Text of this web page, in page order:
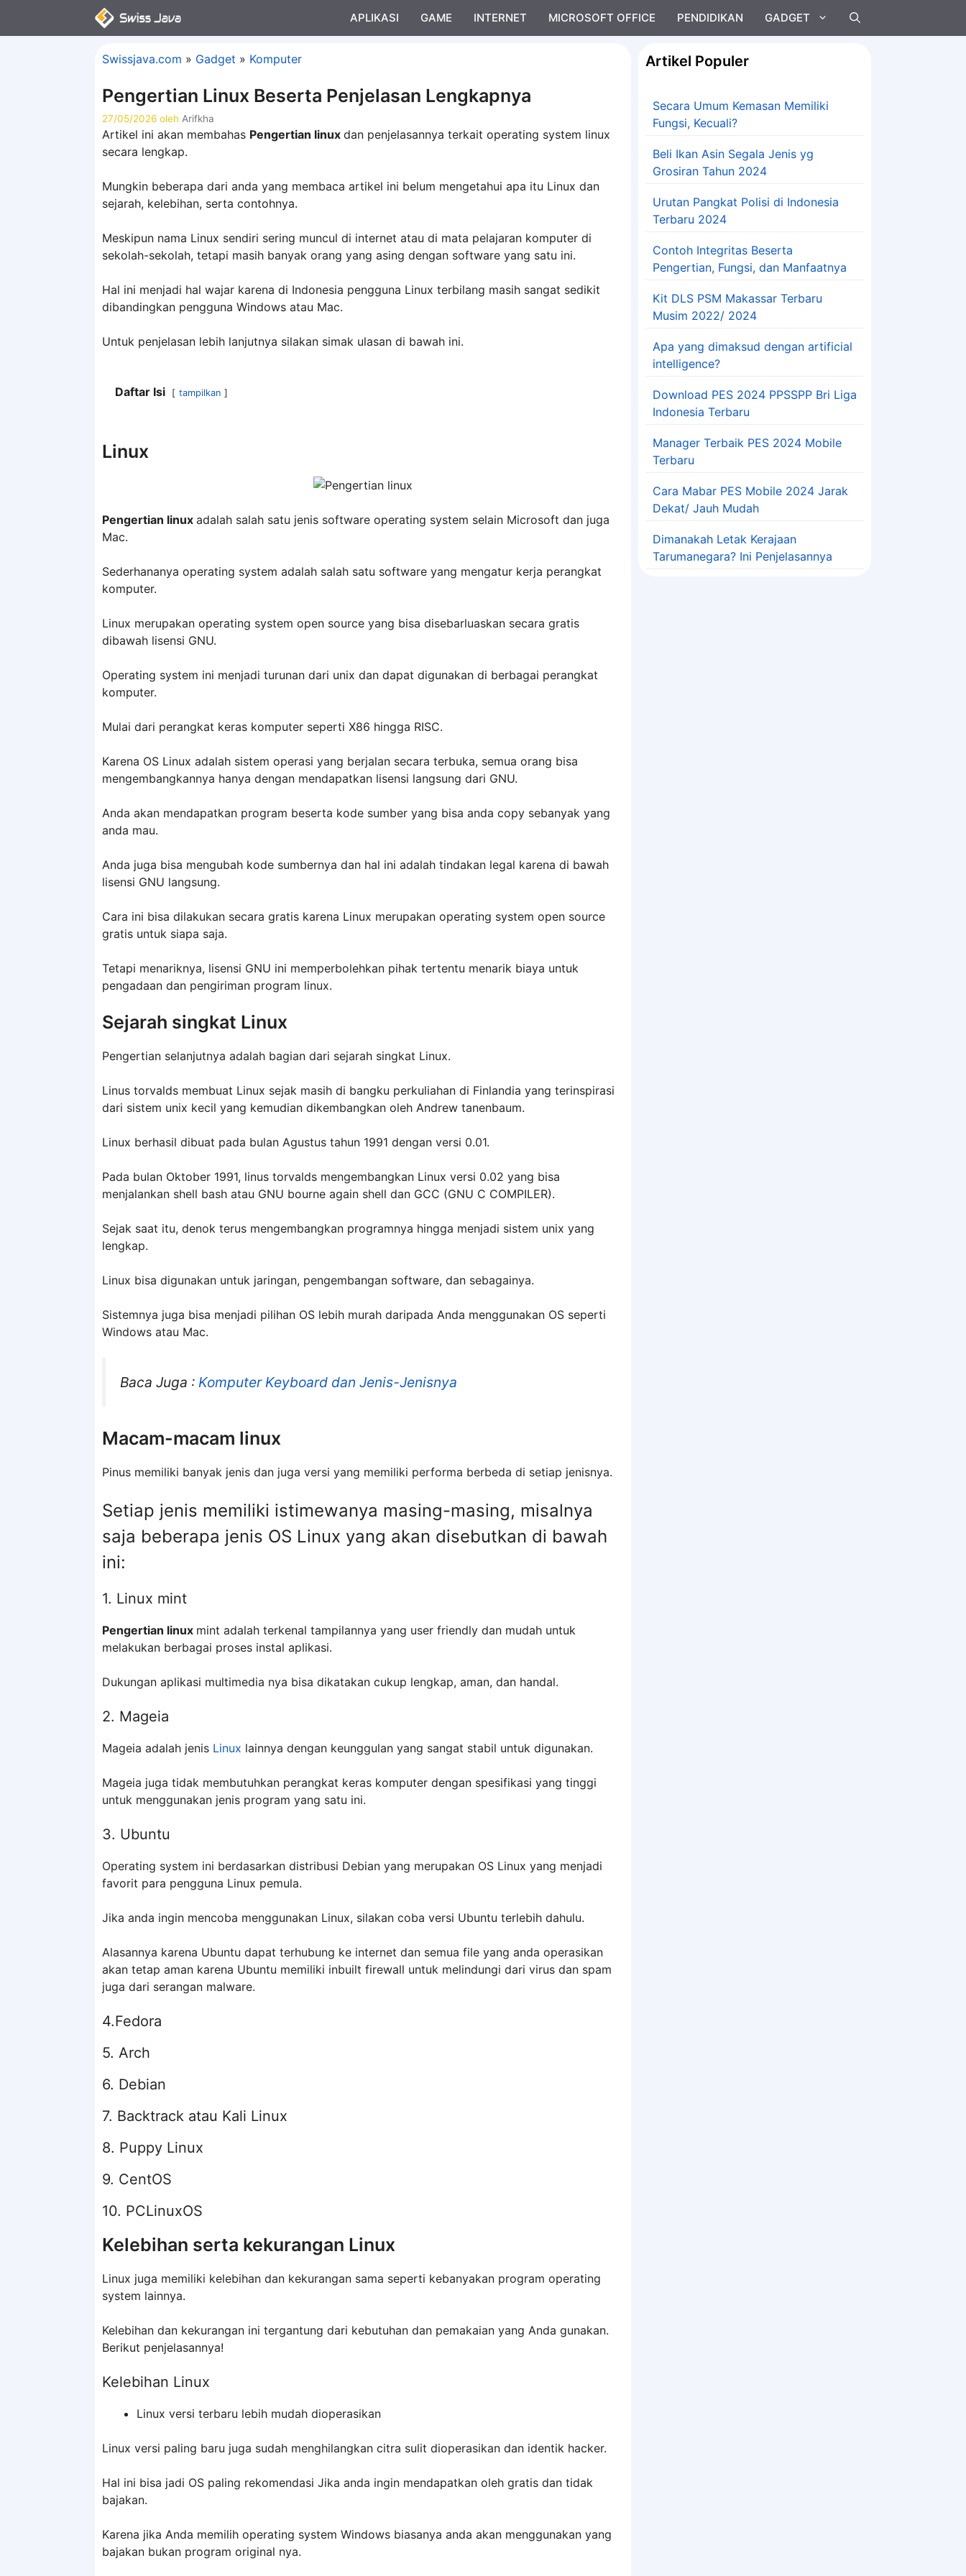
APLIKASI GAME INTERNET MICROSOFT OFFICE PENDIDIKAN GADGET
Swissjava.com » Gadget » Komputer
Pengertian Linux Beserta Penjelasan Lengkapnya
27/05/2026 oleh Arifkha
Artikel ini akan membahas Pengertian linux dan penjelasannya terkait operating system linux
secara lengkap.
Mungkin beberapa dari anda yang membaca artikel ini belum mengetahui apa itu Linux dan
sejarah, kelebihan, serta contohnya.
Meskipun nama Linux sendiri sering muncul di internet atau di mata pelajaran komputer di
sekolah-sekolah, tetapi masih banyak orang yang asing dengan software yang satu ini.
Hal ini menjadi hal wajar karena di Indonesia pengguna Linux terbilang masih sangat sedikit
dibandingkan pengguna Windows atau Mac.
Untuk penjelasan lebih lanjutnya silakan simak ulasan di bawah ini.
Daftar Isi tampilkan
Linux
Pengertian linux adalah salah satu jenis software operating system selain Microsoft dan juga
Mac.
Sederhananya operating system adalah salah satu software yang mengatur kerja perangkat
komputer.
Linux merupakan operating system open source yang bisa disebarluaskan secara gratis
dibawah lisensi GNU.
Operating system ini menjadi turunan dari unix dan dapat digunakan di berbagai perangkat
komputer.
Mulai dari perangkat keras komputer seperti X86 hingga RISC.
Karena OS Linux adalah sistem operasi yang berjalan secara terbuka, semua orang bisa
mengembangkannya hanya dengan mendapatkan lisensi langsung dari GNU.
Anda akan mendapatkan program beserta kode sumber yang bisa anda copy sebanyak yang
anda mau.
Anda juga bisa mengubah kode sumbernya dan hal ini adalah tindakan legal karena di bawah
lisensi GNU langsung.
Cara ini bisa dilakukan secara gratis karena Linux merupakan operating system open source
gratis untuk siapa saja.
Tetapi menariknya, lisensi GNU ini memperbolehkan pihak tertentu menarik biaya untuk
pengadaan dan pengiriman program linux.
Sejarah singkat Linux
Pengertian selanjutnya adalah bagian dari sejarah singkat Linux.
Linus torvalds membuat Linux sejak masih di bangku perkuliahan di Finlandia yang terinspirasi
dari sistem unix kecil yang kemudian dikembangkan oleh Andrew tanenbaum.
Linux berhasil dibuat pada bulan Agustus tahun 1991 dengan versi 0.01.
Pada bulan Oktober 1991, linus torvalds mengembangkan Linux versi 0.02 yang bisa
menjalankan shell bash atau GNU bourne again shell dan GCC (GNU C COMPILER).
Sejak saat itu, denok terus mengembangkan programnya hingga menjadi sistem unix yang
lengkap.
Linux bisa digunakan untuk jaringan, pengembangan software, dan sebagainya.
Sistemnya juga bisa menjadi pilihan OS lebih murah daripada Anda menggunakan OS seperti
Windows atau Mac.
Baca Juga : Komputer Keyboard dan Jenis-Jenisnya
Macam-macam linux
Pinus memiliki banyak jenis dan juga versi yang memiliki performa berbeda di setiap jenisnya.
Setiap jenis memiliki istimewanya masing-masing, misalnya
saja beberapa jenis OS Linux yang akan disebutkan di bawah
ini:
1. Linux mint
Pengertian linux mint adalah terkenal tampilannya yang user friendly dan mudah untuk
melakukan berbagai proses instal aplikasi.
Dukungan aplikasi multimedia nya bisa dikatakan cukup lengkap, aman, dan handal.
2. Mageia
Mageia adalah jenis Linux lainnya dengan keunggulan yang sangat stabil untuk digunakan.
Mageia juga tidak membutuhkan perangkat keras komputer dengan spesifikasi yang tinggi
untuk menggunakan jenis program yang satu ini.
3. Ubuntu
Operating system ini berdasarkan distribusi Debian yang merupakan OS Linux yang menjadi
favorit para pengguna Linux pemula.
Jika anda ingin mencoba menggunakan Linux, silakan coba versi Ubuntu terlebih dahulu.
Alasannya karena Ubuntu dapat terhubung ke internet dan semua file yang anda operasikan
akan tetap aman karena Ubuntu memiliki inbuilt firewall untuk melindungi dari virus dan spam
juga dari serangan malware.
4.Fedora
5. Arch
6. Debian
7. Backtrack atau Kali Linux
8. Puppy Linux
9. CentOS
10. PCLinuxOS
Kelebihan serta kekurangan Linux
Linux juga memiliki kelebihan dan kekurangan sama seperti kebanyakan program operating
system lainnya.
Kelebihan dan kekurangan ini tergantung dari kebutuhan dan pemakaian yang Anda gunakan.
Berikut penjelasannya!
Kelebihan Linux
Linux versi terbaru lebih mudah dioperasikan
Linux versi paling baru juga sudah menghilangkan citra sulit dioperasikan dan identik hacker.
Hal ini bisa jadi OS paling rekomendasi Jika anda ingin mendapatkan oleh gratis dan tidak
bajakan.
Karena jika Anda memilih operating system Windows biasanya anda akan menggunakan yang
bajakan bukan program original nya.
Artikel Populer
Secara Umum Kemasan Memiliki
Fungsi, Kecuali?
Beli Ikan Asin Segala Jenis yg
Grosiran Tahun 2024
Urutan Pangkat Polisi di Indonesia
Terbaru 2024
Contoh Integritas Beserta
Pengertian, Fungsi, dan Manfaatnya
Kit DLS PSM Makassar Terbaru
Musim 2022/ 2024
Apa yang dimaksud dengan artificial
intelligence?
Download PES 2024 PPSSPP Bri Liga
Indonesia Terbaru
Manager Terbaik PES 2024 Mobile
Terbaru
Cara Mabar PES Mobile 2024 Jarak
Dekat/ Jauh Mudah
Dimanakah Letak Kerajaan
Tarumanegara? Ini Penjelasannya